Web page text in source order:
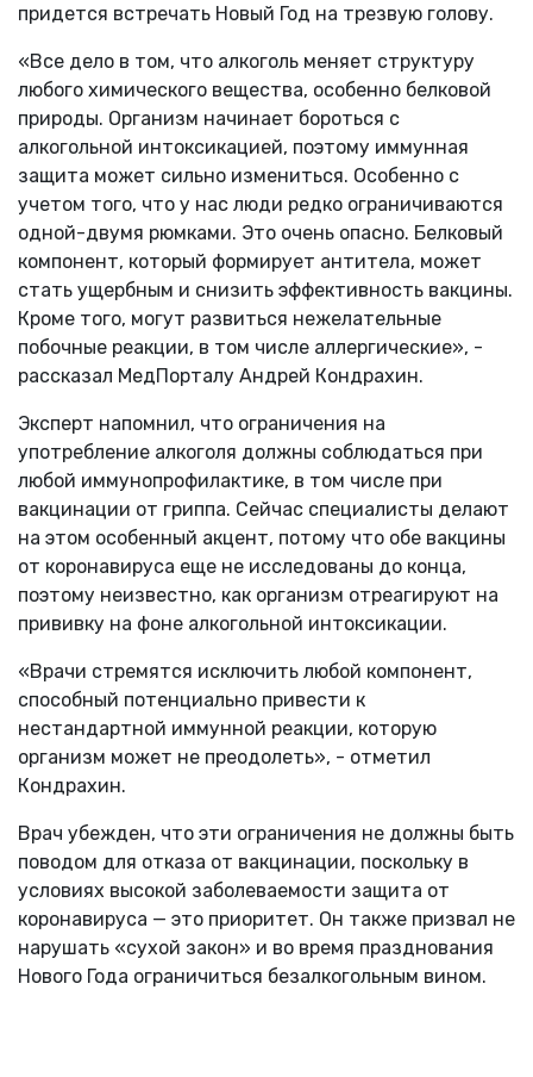
придется встречать Новый Год на трезвую голову.
«Все дело в том, что алкоголь меняет структуру
любого химического вещества, особенно белковой
природы. Организм начинает бороться с
алкогольной интоксикацией, поэтому иммунная
защита может сильно измениться. Особенно с
учетом того, что у нас люди редко ограничиваются
одной-двумя рюмками. Это очень опасно. Белковый
компонент, который формирует антитела, может
стать ущербным и снизить эффективность вакцины.
Кроме того, могут развиться нежелательные
побочные реакции, в том числе аллергические», -
рассказал МедПорталу Андрей Кондрахин.
Эксперт напомнил, что ограничения на
употребление алкоголя должны соблюдаться при
любой иммунопрофилактике, в том числе при
вакцинации от гриппа. Сейчас специалисты делают
на этом особенный акцент, потому что обе вакцины
от коронавируса еще не исследованы до конца,
поэтому неизвестно, как организм отреагируют на
прививку на фоне алкогольной интоксикации.
«Врачи стремятся исключить любой компонент,
способный потенциально привести к
нестандартной иммунной реакции, которую
организм может не преодолеть», - отметил
Кондрахин.
Врач убежден, что эти ограничения не должны быть
поводом для отказа от вакцинации, поскольку в
условиях высокой заболеваемости защита от
коронавируса — это приоритет. Он также призвал не
нарушать «сухой закон» и во время празднования
Нового Года ограничиться безалкогольным вином.